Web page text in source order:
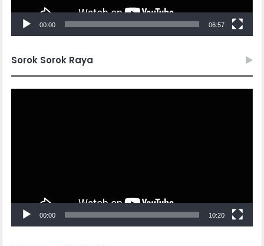
00:00 06:57
Sorok Sorok Raya
00:00 10:20